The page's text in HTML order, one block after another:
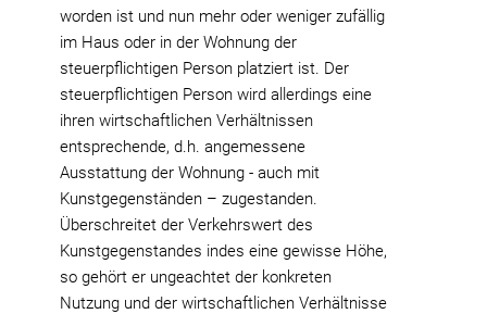
worden ist und nun mehr oder weniger zufällig
im Haus oder in der Wohnung der
steuerpflichtigen Person platziert ist. Der
steuerpflichtigen Person wird allerdings eine
ihren wirtschaftlichen Verhältnissen
entsprechende, d.h. angemessene
Ausstattung der Wohnung - auch mit
Kunstgegenständen – zugestanden.
Überschreitet der Verkehrswert des
Kunstgegenstandes indes eine gewisse Höhe,
so gehört er ungeachtet der konkreten
Nutzung und der wirtschaftlichen Verhältnisse